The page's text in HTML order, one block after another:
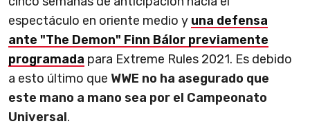
espectáculo en oriente medio y una defensa
ante "The Demon" Finn Bálor previamente
programada para Extreme Rules 2021. Es debido
a esto último que WWE no ha asegurado que
este mano a mano sea por el Campeonato
Universal.